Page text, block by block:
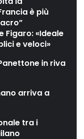
è più
Figaro: «Ideale
e veloci»
in riva
arriva a
tra i